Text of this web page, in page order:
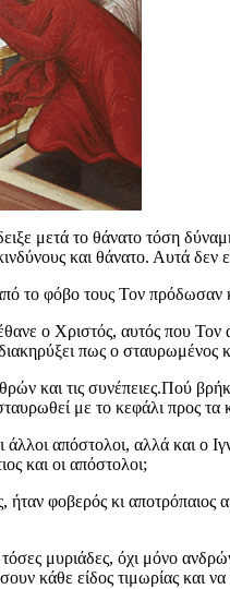
μετά το θάνατο τόση
και θάνατο. Αυτά
το φόβο τους Τον πρόδωσαν
ο Χριστός, αυτός που
πως ο σταυρωμένος
και τις συνέπειες.Πού
με το κεφάλι προς τα
απόστολοι, αλλά και ο
και οι απόστολοι;
φοβερός κι
μυριάδες, όχι μόνο
κάθε είδος τιμωρίας και